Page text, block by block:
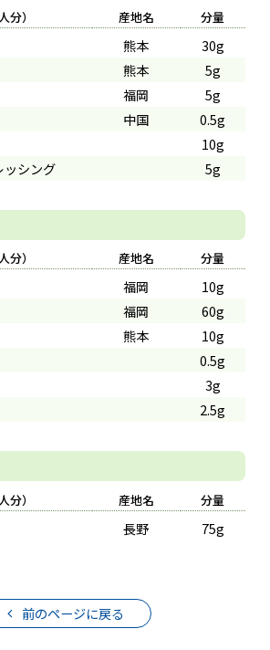
分） 産地名 分量
熊本
30g
熊本
5g
福岡
5g
中国
0.5g
10g
ッシング
5g
分） 産地名 分量
福岡
10g
福岡
60g
熊本
10g
0.5g
3g
2.5g
分） 産地名 分量
長野 75g
前のページに戻る